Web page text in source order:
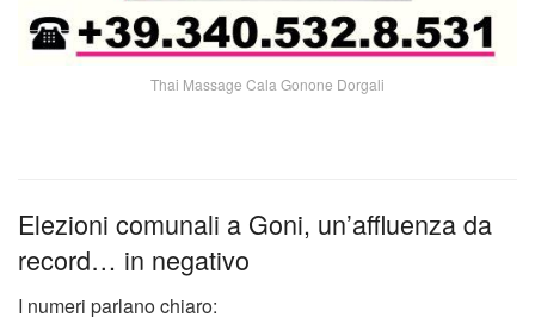
Thai Massage Cala Gonone Dorgali
Elezioni comunali a Goni, un’affluenza da
record… in negativo
I numeri parlano chiaro: